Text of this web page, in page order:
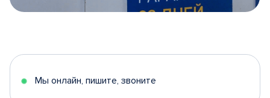
5
Мы онлайн, пишите, звоните